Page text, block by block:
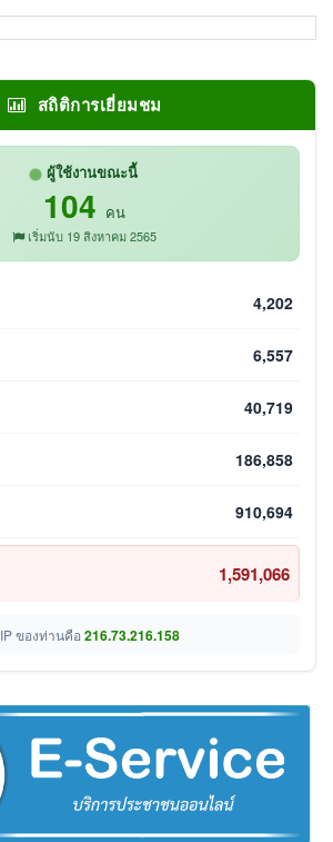
สถิติการเยี่ยมชม
ผู้ใช้งานขณะนี้
104 คน
เริ่มนับ 19 สิงหาคม 2565
4,202
6,557
40,719
186,858
910,694
1,591,066
IP ของท่านคือ 216.73.216.158